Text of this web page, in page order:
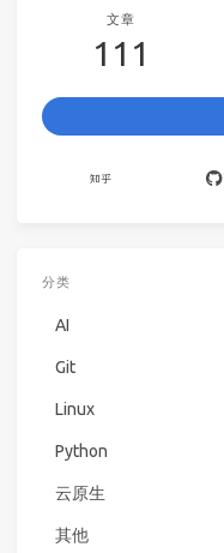
文章
111
分类
AI
Git
Linux
Python
云原生
其他